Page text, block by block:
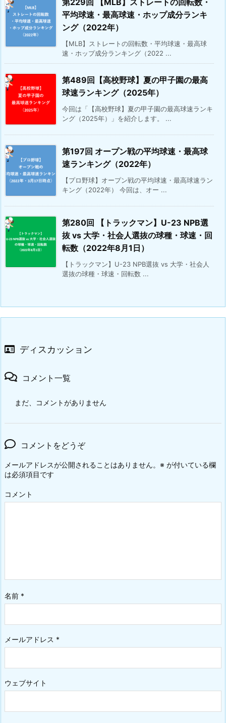
平均球速・最高球速・ホップ成分ランキ
ング（2022年）
【MLB】ストレートの回転数・平均球速・最高球
速・ホップ成分ランキング（2022 ...
第489回【高校野球】夏の甲子園の最高
球速ランキング（2025年）
今回は「【高校野球】夏の甲子園の最高球速ランキ
ング（2025年）」を紹介します。 ...
第197回 オープン戦の平均球速・最高球
速ランキング（2022年）
【プロ野球】オープン戦の平均球速・最高球速ラン
キング（2022年） 今回は、オー ...
第280回 【トラックマン】U-23 NPB選
抜 vs 大学・社会人選抜の球種・球速・回
転数（2022年8月1日）
【トラックマン】U-23 NPB選抜 vs 大学・社会人
選抜の球種・球速・回転数 ...
ディスカッション
コメント一覧
まだ、コメントがありません
コメントをどうぞ
メールアドレスが公開されることはありません。 ※ が付いている欄
は必須項目です
コメント
名前 *
メールアドレス *
ウェブサイト